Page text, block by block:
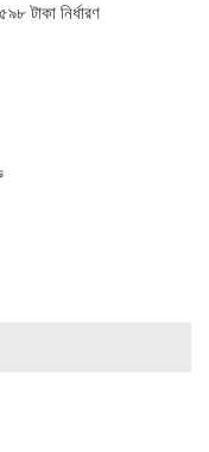
টাকা নির্ধারণ